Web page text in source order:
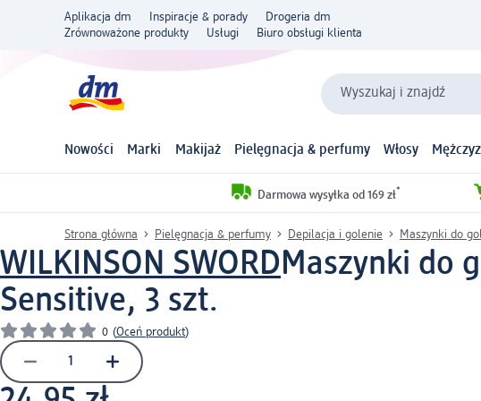
Aplikacja dm Inspiracje & porady
Drogeria dm
Zrównoważone produkty
Usługi Biuro obsługi klienta
Wyszukaj i znajdź
Nowości Marki Makijaż Pielęgnacja & perfumy Włosy
Darmowa wysyłka od 169 zł*
Strona główna Pielęgnacja & perfumy Depilacja i golenie Maszynki do
WILKINSON SWORDMaszynki do
Sensitive, 3 szt.
0 (Oceń produkt)